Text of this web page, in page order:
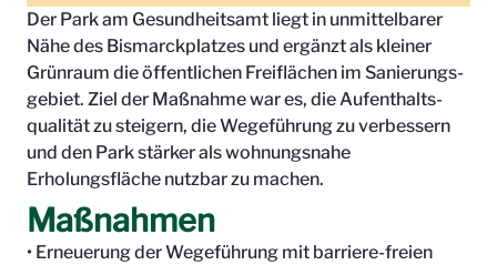
Der Park am Gesundheitsamt liegt in unmittelbarer
Nähe des Bismarckplatzes und ergänzt als kleiner
Grünraum die öffentlichen Freiflächen im Sanierungs-
gebiet. Ziel der Maßnahme war es, die Aufenthalts-
qualität zu steigern, die Wegeführung zu verbessern
und den Park stärker als wohnungsnahe
Erholungsfläche nutzbar zu machen.
Maßnahmen
• Erneuerung der Wegeführung mit barriere-freien